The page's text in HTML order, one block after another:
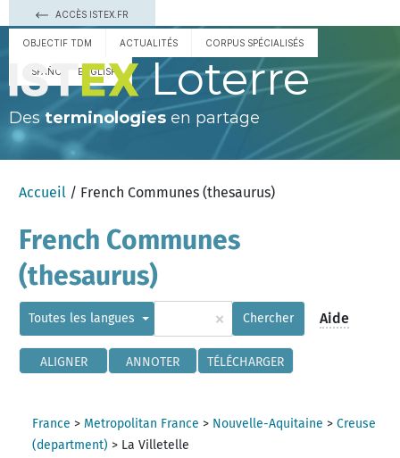
ACCÈS ISTEX.FR
OBJECTIF TDM ACTUALITÉS CORPUS SPÉCIALISÉS
ESPAÑOL ENGLISH Loterre
Des terminologies en partage
Accueil / French Communes (thesaurus)
French Communes
(thesaurus)
Toutes les langues × Chercher Aide
ALIGNER ANNOTER TÉLÉCHARGER
France > Metropolitan France > Nouvelle-Aquitaine >Creuse
(department) > La Villetelle